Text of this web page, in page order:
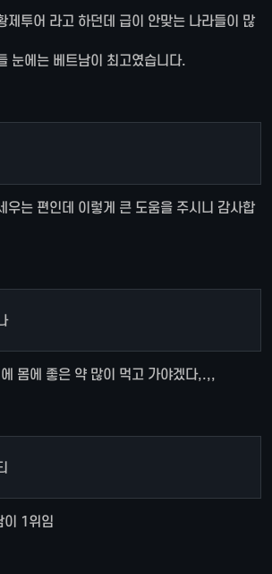
제투어 라고 하던데 급이 안맞는 나라들이 많
눈에는 베트남이 최고였습니다.
우는 편인데 이렇게 큰 도움을 주시니 감사합
몸에 좋은 약 많이 먹고 가야겠다,.,,
이 1위임